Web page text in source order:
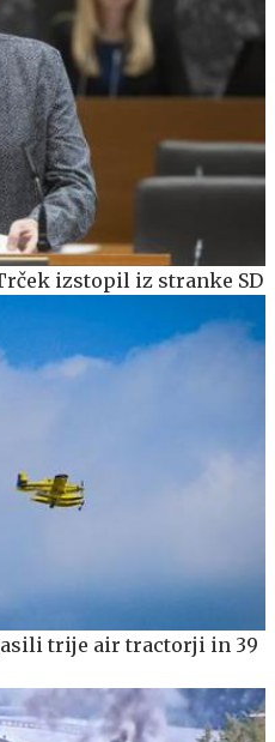
izstopil iz stranke SD
trije air tractorji in 39